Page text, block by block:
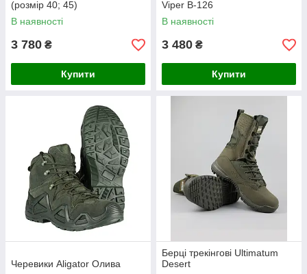
(розмір 40; 45)
В наявності
3 780 ₴
Купити
Viper B-126
В наявності
3 480 ₴
Купити
Черевики Aligator Олива
Берці трекінгові Ultimatum
Desert